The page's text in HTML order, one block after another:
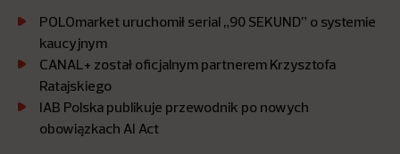
POLOmarket uruchomił serial „90 SEKUND” o systemie
kaucyjnym
CANAL+ został oficjalnym partnerem Krzysztofa
Ratajskiego
IAB Polska publikuje przewodnik po nowych
obowiązkach AI Act